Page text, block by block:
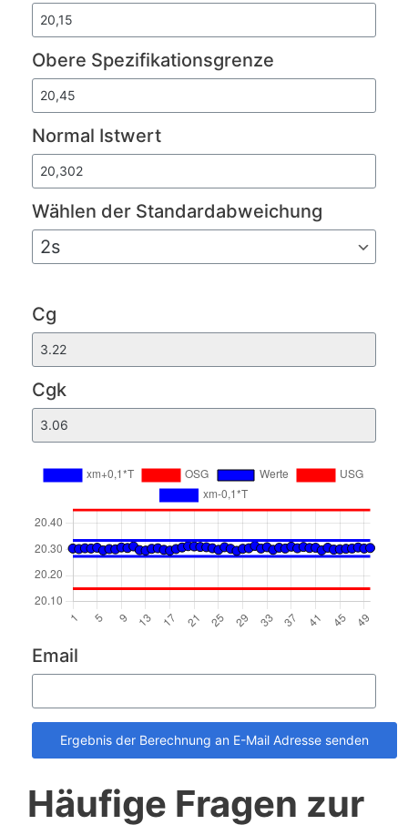
Obere Spezifikationsgrenze
Normal Istwert
Wählen der Standardabweichung
Cg
Cgk
Email
Ergebnis der Berechnung an E-Mail Adresse senden
Häufige Fragen zur